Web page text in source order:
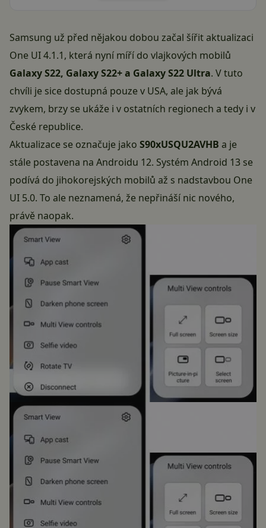
Samsung už před nějakou dobou začal šířit aktualizaci
One UI 4.1.1, která nyní míří do vlajkových mobilů
Galaxy S22, Galaxy S22+ a Galaxy S22 Ultra. V tuto
chvíli je sice dostupná pouze v USA, ale jak bývá
zvykem, brzy se ukáže i v ostatních regionech a tedy i v
České republice.
Aktualizace se označuje jako S90xUSQU2AVHB a je
stále postavena na Androidu 12. Systém Android 13 se
podívá do jihokorejských mobilů až s nadstavbou One
UI 5.0. To ale neznamená, že nepřináší nic nového,
právě naopak.